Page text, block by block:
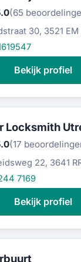
(65
30, 3521
Bekijk profiel
Locksmith
(17
22, 3641
7169
Bekijk profiel